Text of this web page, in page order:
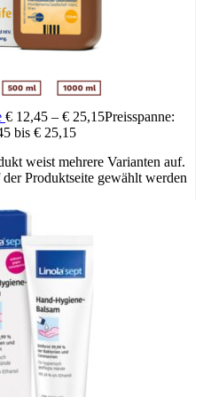
zum Bedienen von Maschinen
sterilen
soll die Strichführung in
des Operationsfeldes
und s.c.-, i.m.-, i.v.
90 Sekunden nicht
mindestens 60 Sekunden
großflächige Anwendungen in
€ 12,45 – € 25,15Preisspanne:
bis € 25,15
weist mehrere Varianten auf.
Produktseite gewählt werden